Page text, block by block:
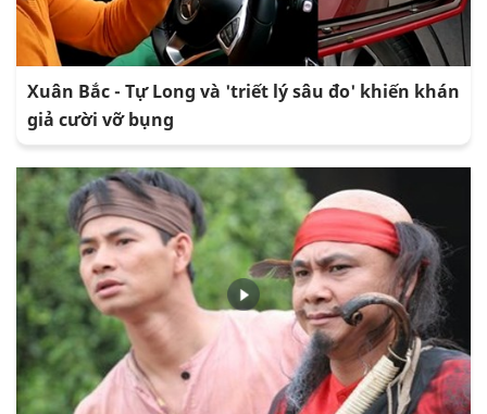
Xuân Bắc - Tự Long và 'triết lý sâu đo' khiến khán
giả cười vỡ bụng